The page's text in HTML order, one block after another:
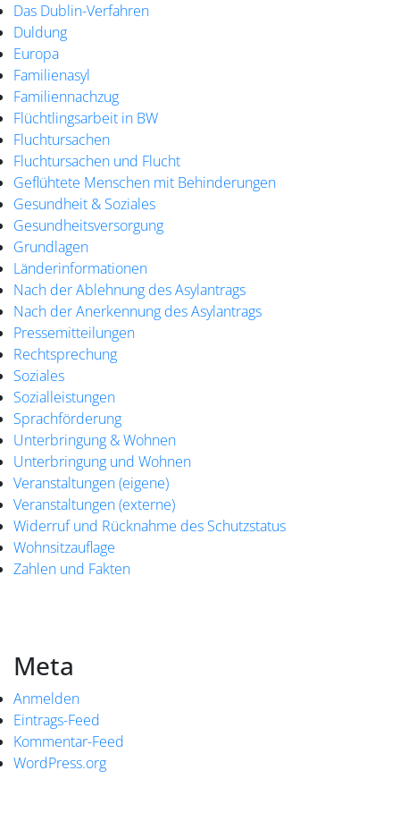
Das Dublin-Verfahren
Duldung
Europa
Familienasyl
Familiennachzug
Flüchtlingsarbeit in BW
Fluchtursachen
Fluchtursachen und Flucht
Geflühtete Menschen mit Behinderungen
Gesundheit & Soziales
Gesundheitsversorgung
Grundlagen
Länderinformationen
Nach der Ablehnung des Asylantrags
Nach der Anerkennung des Asylantrags
Pressemitteilungen
Rechtsprechung
Soziales
Sozialleistungen
Sprachförderung
Unterbringung & Wohnen
Unterbringung und Wohnen
Veranstaltungen (eigene)
Veranstaltungen (externe)
Widerruf und Rücknahme des Schutzstatus
Wohnsitzauflage
Zahlen und Fakten
Meta
Anmelden
Eintrags-Feed
Kommentar-Feed
WordPress.org